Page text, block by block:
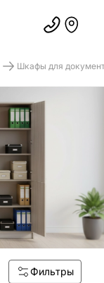
Шкафы для
Фильтры